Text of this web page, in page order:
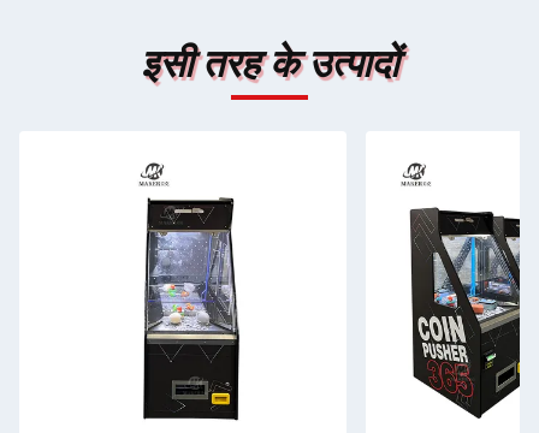
इसी तरह के उत्पादों